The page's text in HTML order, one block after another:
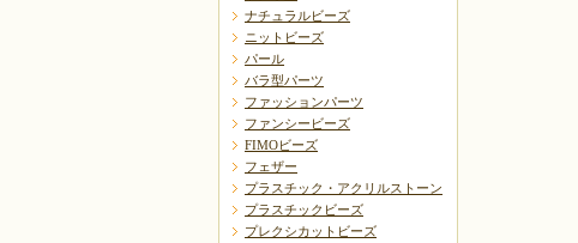
ナチュラルビーズ
ニットビーズ
パール
バラ型パーツ
ファッションパーツ
ファンシービーズ
FIMOビーズ
フェザー
プラスチック・アクリルストーン
プラスチックビーズ
プレクシカットビーズ